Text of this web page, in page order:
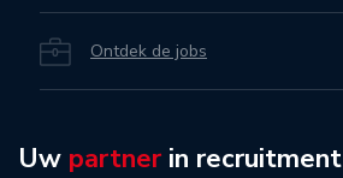
Ontdek de jobs
Uw partner in recruitment